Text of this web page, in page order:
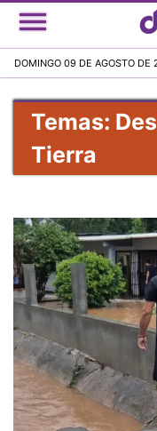
DOMINGO 09 DE AGOSTO DE
Temas:
Tierra